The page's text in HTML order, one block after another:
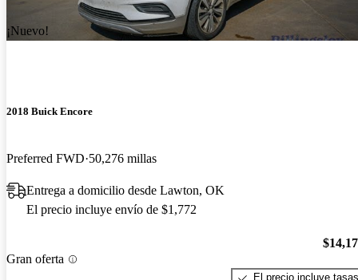
¡Nuevo!
2018 Buick Encore
Preferred FWD 50,276 millas
Entrega a domicilio desde Lawton, OK
El precio incluye envío de $1,772
Gran oferta
El precio incluye tasas